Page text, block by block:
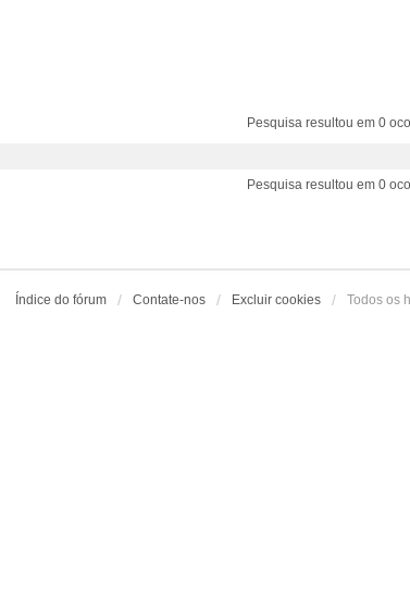
Pesquisa resultou em 0
Pesquisa resultou em 0
Índice do fórum Contate-nos Excluir cookies Todos os